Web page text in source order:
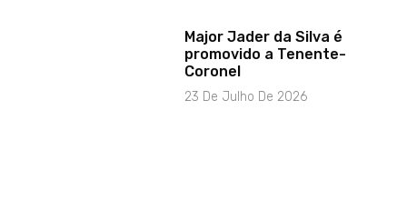
Major Jader da Silva é
promovido a Tenente-
Coronel
23 De Julho De 2026